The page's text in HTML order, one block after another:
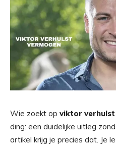
Wie zoekt op viktor
ding: een duidelijke uitleg
artikel krijg je precies dat. Je